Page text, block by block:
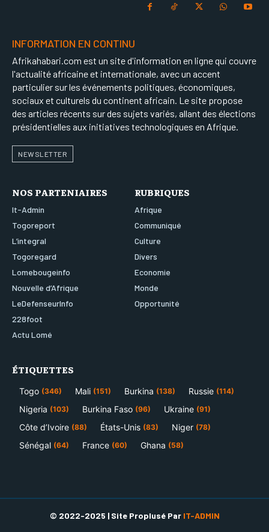
INFORMATION EN CONTINU
Afrikahabari.com est un site d'information en ligne qui couvre
l'actualité africaine et internationale, avec un accent
particulier sur les événements politiques, économiques,
sociaux et culturels du continent africain. Le site propose
des articles récents sur des sujets variés, allant des élections
présidentielles aux initiatives technologiques en Afrique.
NEWSLETTER
NOS PARTENIAIRES
It-Admin
Togoreport
L’integral
Togoregard
Lomebougeinfo
Nouvelle d’Afrique
LeDefenseurInfo
228foot
Actu Lomé
RUBRIQUES
Afrique
Communiqué
Culture
Divers
Economie
Monde
Opportunité
ÉTIQUETTES
Togo (346) Mali (151) Burkina (138) Russie (114)
Nigeria (103) Burkina Faso (96) Ukraine (91)
Côte d’Ivoire (88) États-Unis (83) Niger (78)
Sénégal (64) France (60) Ghana (58)
© 2022-2025 | Site Proplusé Par IT-ADMIN